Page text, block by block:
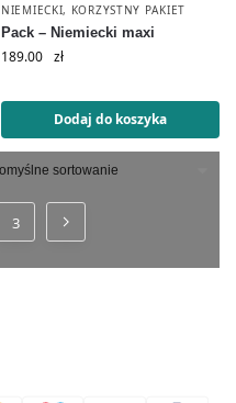
NIEMIECKI, KORZYSTNY PAKIET
Pack – Niemiecki maxi
189.00 zł
Dodaj do koszyka
3